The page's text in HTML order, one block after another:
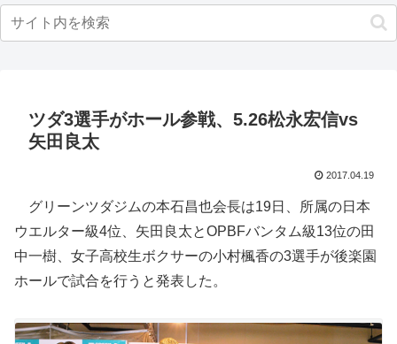
ツダ3選手がホール参戦、5.26松永宏信vs
矢田良太
2017.04.19
グリーンツダジムの本石昌也会長は19日、所属の日本
ウエルター級4位、矢田良太とOPBFバンタム級13位の田
中一樹、女子高校生ボクサーの小村楓香の3選手が後楽園
ホールで試合を行うと発表した。